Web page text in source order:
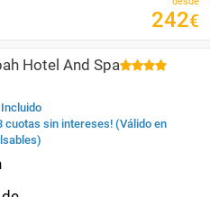
242€
Hotel And Spa
cuotas sin intereses! (Válido en